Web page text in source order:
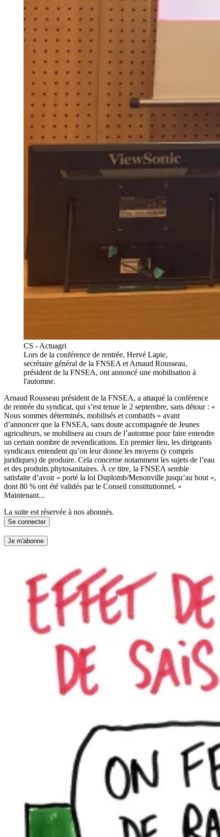
CS - Actuagri
Lors de la conférence de rentrée, Hervé Lapie,
secrétaire général de la FNSEA et Arnaud Rousseau,
président de la FNSEA, ont annoncé une mobilisation à
l'automne.
Arnaud Rousseau président de la FNSEA, a attaqué la conférence
de rentrée du syndicat, qui s’est tenue le 2 septembre, sans détour : «
Nous sommes déterminés, mobilisés et combatifs » avant
d’annoncer que la FNSEA, sans doute accompagnée de Jeunes
agriculteurs, se mobilisera au cours de l’automne pour faire entendre
un certain nombre de revendications. En premier lieu, les dirigeants
syndicaux entendent qu’on leur donne les moyens (y compris
juridiques) de produire. Cela concerne notamment les sujets de l’eau
et des produits phytosanitaires. À ce titre, la FNSEA semble
satisfaite d’avoir « porté la loi Duplomb/Menonville jusqu’au bout »,
dont 80 % ont été validés par le Conseil constitutionnel. «
Maintenant...
La suite est réservée à nos abonnés.
Se connecter
Je m'abonne